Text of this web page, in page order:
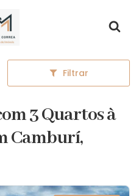
inicial
Filtrar
3 Quartos à
Camburí,